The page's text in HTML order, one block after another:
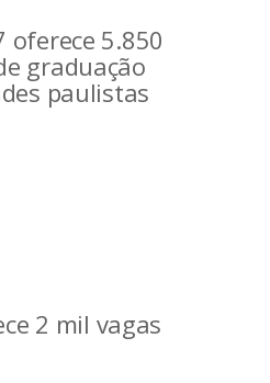
oferece 5.850
graduação
paulistas
2 mil vagas